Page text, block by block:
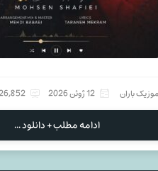
باران 12 ژوئن 2026 26,852
ادامه مطلب + دانلود ...